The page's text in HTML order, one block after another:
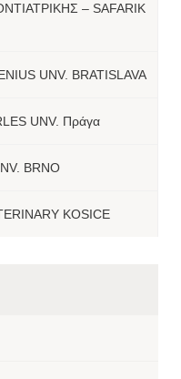
– SAFARIK
UNV. BRATISLAVA
UNV. Πράγα
BRNO
KOSICE